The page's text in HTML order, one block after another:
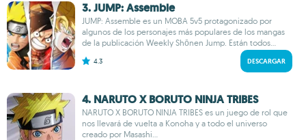
3. JUMP: Assemble
JUMP: Assemble es un MOBA 5v5 protagonizado por
algunos de los personajes más populares de los mangas
de la publicación Weekly Shōnen Jump. Están todos...
4.3 DESCARGAR
4. NARUTO X BORUTO NINJA TRIBES
NARUTO X BORUTO NINJA TRIBES es un juego de rol que
nos llevará de vuelta a Konoha y a todo el universo
creado por Masashi...